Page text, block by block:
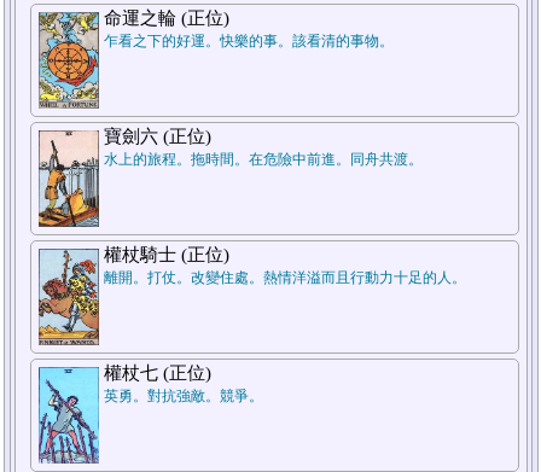
1.過去
5.週遭狀況
命運之輪 (正位)
乍看之下的好運。快樂的事。該看清的事物。
寶劍六 (正位)
水上的旅程。拖時間。在危險中前進。同舟共渡。
權杖騎士 (正位)
離開。打仗。改變住處。熱情洋溢而且行動力十足的人。
權杖七 (正位)
英勇。對抗強敵。競爭。